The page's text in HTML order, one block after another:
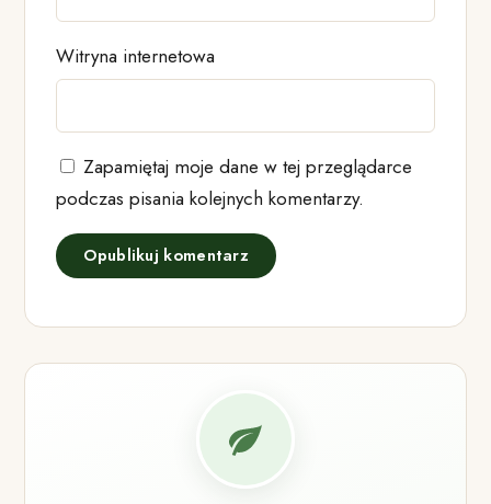
Witryna internetowa
Zapamiętaj moje dane w tej przeglądarce
podczas pisania kolejnych komentarzy.